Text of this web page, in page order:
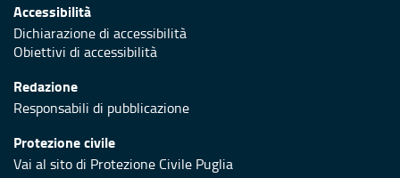
Accessibilità
Dichiarazione di accessibilità
Obiettivi di accessibilità
Redazione
Responsabili di pubblicazione
Protezione civile
Vai al sito di Protezione Civile Puglia